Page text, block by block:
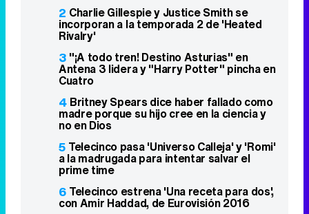
2 Charlie Gillespie y Justice Smith se
incorporan a la temporada 2 de 'Heated
Rivalry'
3 "¡A todo tren! Destino Asturias" en
Antena 3 lidera y "Harry Potter" pincha en
Cuatro
4 Britney Spears dice haber fallado como
madre porque su hijo cree en la ciencia y
no en Dios
5 Telecinco pasa 'Universo Calleja' y 'Romi'
a la madrugada para intentar salvar el
prime time
6 Telecinco estrena 'Una receta para dos',
con Amir Haddad, de Eurovisión 2016